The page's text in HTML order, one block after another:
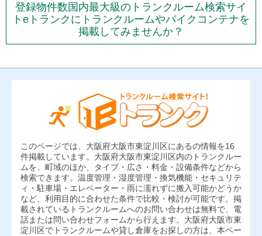
登録物件数国内最大級のトランクルーム検索サイ
トeトランクにトランクルームやバイクコンテナを
掲載してみませんか？
このページでは、大阪府大阪市東淀川区にあるの情報を16
件掲載しています。大阪府大阪市東淀川区内のトランクルー
ムを、町域のほか、タイプ・広さ・料金・設備条件などから
検索できます。温度管理・湿度管理・換気機能・セキュリテ
ィ・駐車場・エレベーター・雨に濡れずに搬入可能かどうか
など、利用目的に合わせた条件で比較・検討が可能です。掲
載されているトランクルームへのお問い合わせは無料で、電
話または問い合わせフォームから行えます。大阪府大阪市東
淀川区でトランクルームや貸し倉庫をお探しの方は、本ペー